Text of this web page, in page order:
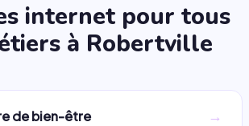
internet pour tous
à Robertville
de bien-être →